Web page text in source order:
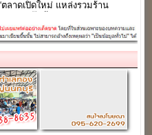
ตลาดเปิดใหม่ แหล่งรวมร้าน